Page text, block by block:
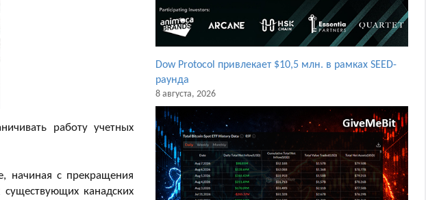
работу учетных
начиная с прекращения
канадских
Dow Protocol привлекает $10,5 млн. в рамках SEED-
раунда
8 августа, 2026